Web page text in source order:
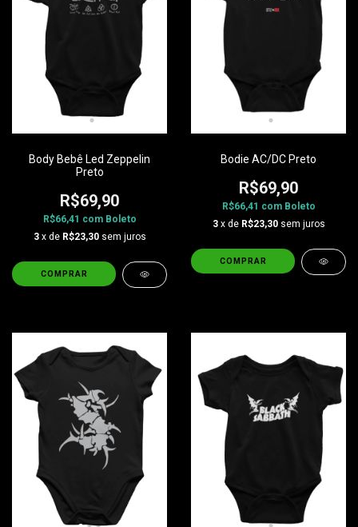
Body Bebê Led Zeppelin
Preto
R$69,90
R$66,41 com Boleto
3 x de R$23,30 sem juros
COMPRAR
Bodie AC/DC Preto
R$69,90
R$66,41 com Boleto
3 x de R$23,30 sem juros
COMPRAR